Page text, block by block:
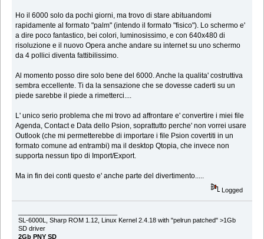
Ho il 6000 solo da pochi giorni, ma trovo di stare abituandomi
rapidamente al formato "palm" (intendo il formato "fisico"). Lo schermo e'
a dire poco fantastico, bei colori, luminosissimo, e con 640x480 di
risoluzione e il nuovo Opera anche andare su internet su uno schermo
da 4 pollici diventa fattibilissimo.
Al momento posso dire solo bene del 6000. Anche la qualita' costruttiva
sembra eccellente. Ti da la sensazione che se dovesse caderti su un
piede sarebbe il piede a rimetterci....
L' unico serio problema che mi trovo ad affrontare e' convertire i miei file
Agenda, Contact e Data dello Psion, soprattutto perche' non vorrei usare
Outlook (che mi permetterebbe di importare i file Psion covertiti in un
formato comune ad entrambi) ma il desktop Qtopia, che invece non
supporta nessun tipo di Import/Export.
Ma in fin dei conti questo e' anche parte del divertimento.....
Logged
SL-6000L, Sharp ROM 1.12, Linux Kernel 2.4.18 with "pelrun patched" >1Gb
SD driver
2Gb PNY SD